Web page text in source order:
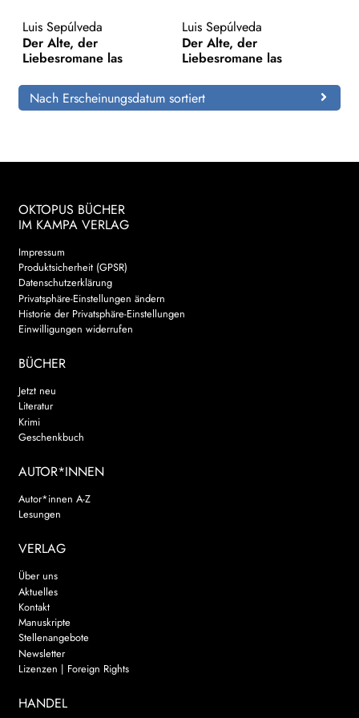
Luis Sepúlveda
Der Alte, der
Liebesromane las
Luis Sepúlveda
Der Alte, der
Liebesromane las
Nach Erscheinungsdatum sortiert
OKTOPUS BÜCHER
IM KAMPA VERLAG
Impressum
Produktsicherheit (GPSR)
Datenschutzerklärung
Privatsphäre-Einstellungen ändern
Historie der Privatsphäre-Einstellungen
Einwilligungen widerrufen
BÜCHER
Jetzt neu
Literatur
Krimi
Geschenkbuch
AUTOR*INNEN
Autor*innen A-Z
Lesungen
VERLAG
Über uns
Aktuelles
Kontakt
Manuskripte
Stellenangebote
Newsletter
Lizenzen | Foreign Rights
HANDEL